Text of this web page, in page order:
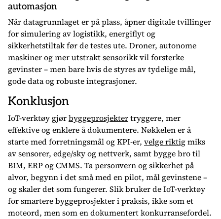
automasjon
Når datagrunnlaget er på plass, åpner digitale tvillinger
for simulering av logistikk, energiflyt og
sikkerhetstiltak før de testes ute. Droner, autonome
maskiner og mer utstrakt sensorikk vil forsterke
gevinster – men bare hvis de styres av tydelige mål,
gode data og robuste integrasjoner.
Konklusjon
IoT-verktøy gjørbyggeprosjektertryggere, mer
effektive og enklere å dokumentere. Nøkkelen er å
starte med forretningsmål og KPI-er, velge riktigmiks
av sensorer, edge/sky og nettverk, samt bygge bro til
BIM, ERP og CMMS. Ta personvern og sikkerhet på
alvor, begynn i det små med en pilot, mål gevinstene –
og skaler det som fungerer. Slik bruker de IoT-verktøy
for smartere byggeprosjekter i praksis, ikke som et
moteord, men som en dokumentert konkurransefordel.